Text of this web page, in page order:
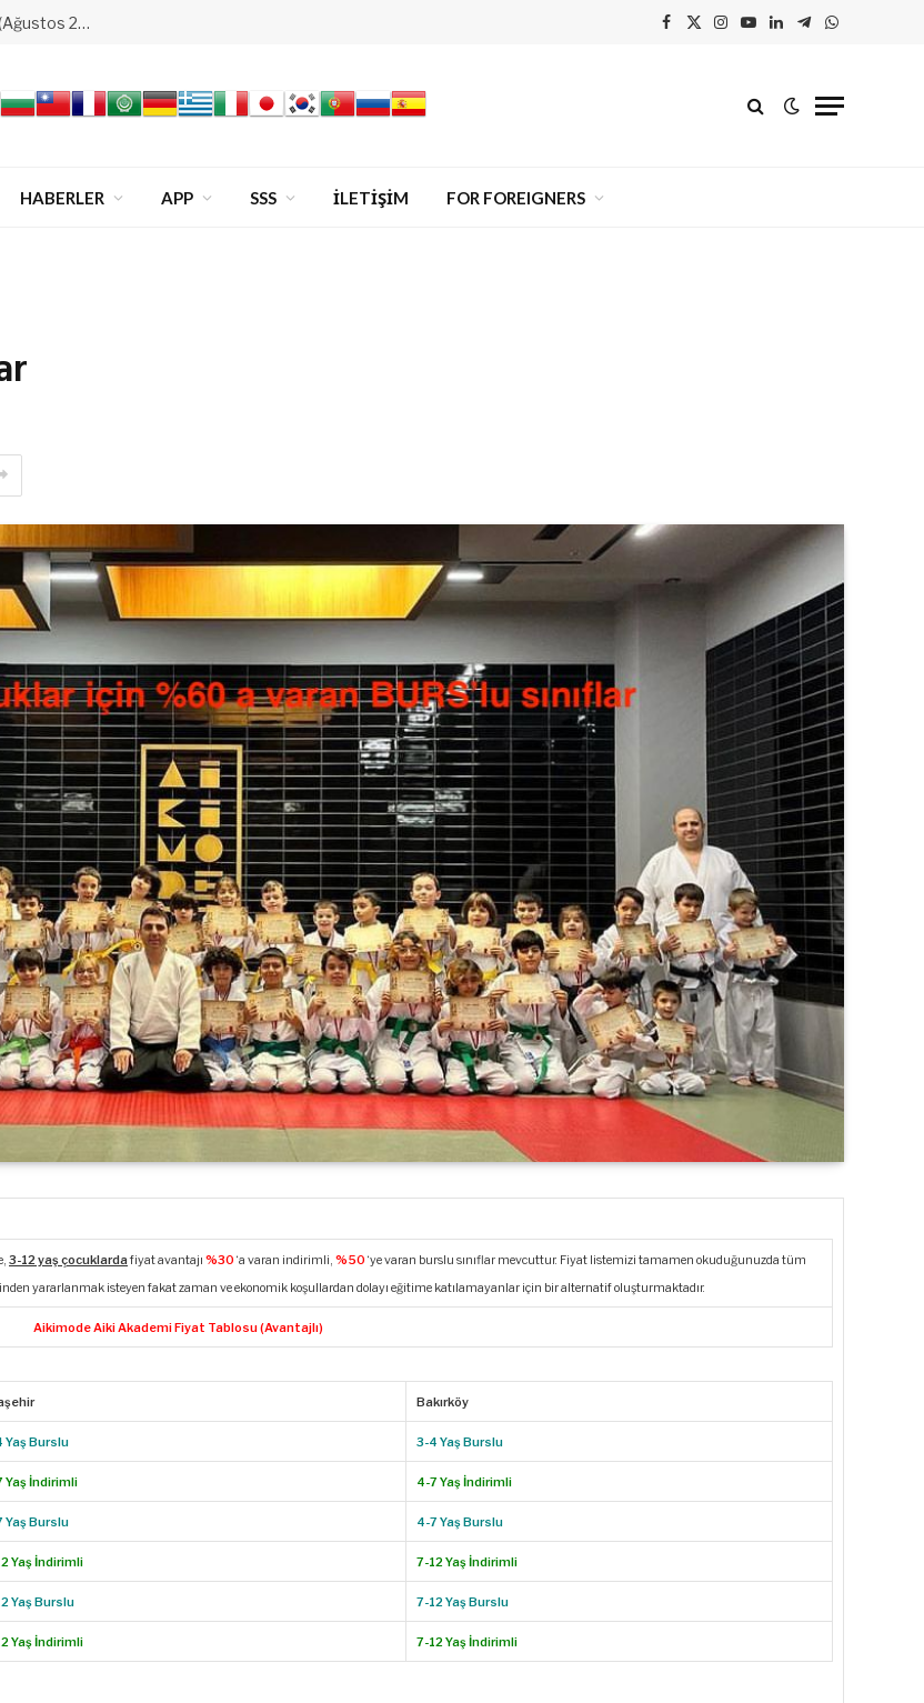
Ataşehir&4.Levent&Bakırköy Derecelendirme Sınavı (Ağustos 2026)
Facebook
X
Instagram
YouTube
Linkedin'de
Telegram
WhatsApp
HABERLER APP SSS İLETİŞİM FOR FOREIGNERS
3-12 yaş çocuklardafiyat avantajı %30 ‘a varan indirimli, %50 ‘ye varan burslu sınıflar mevcuttur. Fiyat listemizi tamamen okuduğunuzda tüm
yararlanmak isteyen fakat zaman ve ekonomik koşullardan dolayı eğitime katılamayanlar için bir alternatif oluşturmaktadır.
Aikimode Aiki Akademi Fiyat Tablosu (Avantajlı)
Bakırköy
Yaş Burslu 3-4 Yaş Burslu
Yaş İndirimli 4-7 Yaş İndirimli
Yaş Burslu 4-7 Yaş Burslu
Yaş İndirimli 7-12 Yaş İndirimli
Yaş Burslu 7-12 Yaş Burslu
Yaş İndirimli 7-12 Yaş İndirimli